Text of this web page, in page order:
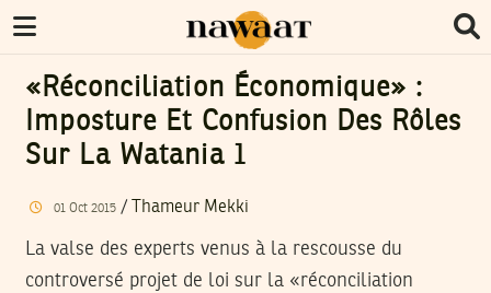
«Réconciliation Économique» :
Imposture Et Confusion Des Rôles
Sur La Watania 1
01 Oct 2015/ Thameur Mekki
La valse des experts venus à la rescousse du
controversé projet de loi sur la «réconciliation